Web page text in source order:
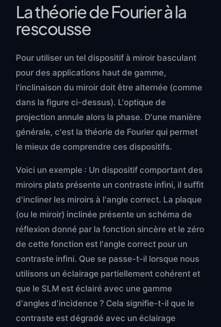
La théorie de Fourier à la
rescousse
Pour utiliser un tel dispositif à miroir basculant
pour des applications haut de gamme,
l'inclinaison du miroir doit être alternée (comme
dans la figure ci-dessus). L'optique de
projection annule alors la phase. D'une manière
générale, c'est la théorie de Fourier qui permet
le mieux de comprendre ces dispositifs.
Voici un exemple : Un dispositif comportant des
miroirs plats présente un contraste infini, il suffit
d'incliner les miroirs à l'angle correct. La plaque
(ou le miroir) inclinée présente un schéma de
réflexion donné par la fonction sincère et le zéro
de cette fonction est l'angle correct pour un
contraste infini. Que se passe-t-il lorsque nous
utilisons un éclairage partiellement cohérent et
que le SLM est éclairé avec une gamme
d'angles d'incidence ? Cela signifie-t-il que le
contraste est dégradé avec un éclairage